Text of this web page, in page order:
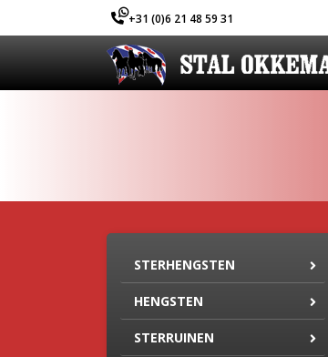
+31 (0)6 21 48 59 31
STERHENGSTEN
HENGSTEN
STERRUINEN